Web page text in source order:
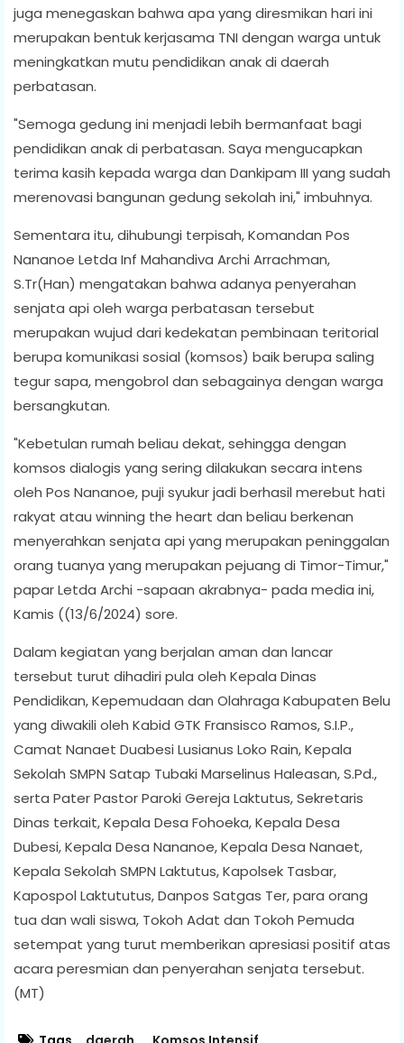
juga menegaskan bahwa apa yang diresmikan hari ini
merupakan bentuk kerjasama TNI dengan warga untuk
meningkatkan mutu pendidikan anak di daerah
perbatasan.
"Semoga gedung ini menjadi lebih bermanfaat bagi
pendidikan anak di perbatasan. Saya mengucapkan
terima kasih kepada warga dan Dankipam III yang sudah
merenovasi bangunan gedung sekolah ini," imbuhnya.
Sementara itu, dihubungi terpisah, Komandan Pos
Nananoe Letda Inf Mahandiva Archi Arrachman,
S.Tr(Han) mengatakan bahwa adanya penyerahan
senjata api oleh warga perbatasan tersebut
merupakan wujud dari kedekatan pembinaan teritorial
berupa komunikasi sosial (komsos) baik berupa saling
tegur sapa, mengobrol dan sebagainya dengan warga
bersangkutan.
"Kebetulan rumah beliau dekat, sehingga dengan
komsos dialogis yang sering dilakukan secara intens
oleh Pos Nananoe, puji syukur jadi berhasil merebut hati
rakyat atau winning the heart dan beliau berkenan
menyerahkan senjata api yang merupakan peninggalan
orang tuanya yang merupakan pejuang di Timor-Timur,"
papar Letda Archi -sapaan akrabnya- pada media ini,
Kamis ((13/6/2024) sore.
Dalam kegiatan yang berjalan aman dan lancar
tersebut turut dihadiri pula oleh Kepala Dinas
Pendidikan, Kepemudaan dan Olahraga Kabupaten Belu
yang diwakili oleh Kabid GTK Fransisco Ramos, S.I.P.,
Camat Nanaet Duabesi Lusianus Loko Rain, Kepala
Sekolah SMPN Satap Tubaki Marselinus Haleasan, S.Pd.,
serta Pater Pastor Paroki Gereja Laktutus, Sekretaris
Dinas terkait, Kepala Desa Fohoeka, Kepala Desa
Dubesi, Kepala Desa Nananoe, Kepala Desa Nanaet,
Kepala Sekolah SMPN Laktutus, Kapolsek Tasbar,
Kapospol Laktututus, Danpos Satgas Ter, para orang
tua dan wali siswa, Tokoh Adat dan Tokoh Pemuda
setempat yang turut memberikan apresiasi positif atas
acara peresmian dan penyerahan senjata tersebut.
(MT)